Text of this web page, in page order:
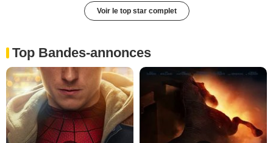
Voir le top star complet
Top Bandes-annonces